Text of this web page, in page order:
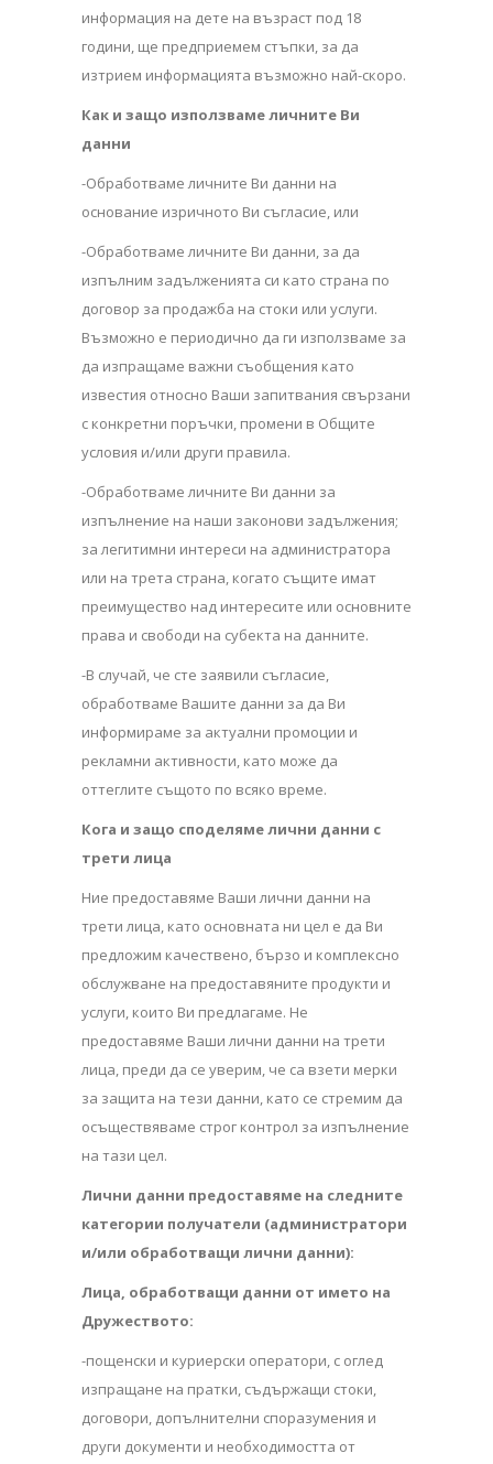
информация на дете на възраст под 18
години, ще предприемем стъпки, за да
изтрием информацията възможно най-скоро.
Как и защо използваме личните Ви
данни
-Обработваме личните Ви данни на
основание изричното Ви съгласие, или
-Обработваме личните Ви данни, за да
изпълним задълженията си като страна по
договор за продажба на стоки или услуги.
Възможно е периодично да ги използваме за
да изпращаме важни съобщения като
известия относно Ваши запитвания свързани
с конкретни поръчки, промени в Общите
условия и/или други правила.
-Обработваме личните Ви данни за
изпълнение на наши законови задължения;
за легитимни интереси на администратора
или на трета страна, когато същите имат
преимущество над интересите или основните
права и свободи на субекта на данните.
-В случай, че сте заявили съгласие,
обработваме Вашите данни за да Ви
информираме за актуални промоции и
рекламни активности, като може да
оттеглите същото по всяко време.
Кога и защо споделяме лични данни с
трети лица
Ние предоставяме Ваши лични данни на
трети лица, като основната ни цел е да Ви
предложим качествено, бързо и комплексно
обслужване на предоставяните продукти и
услуги, които Ви предлагаме. Не
предоставяме Ваши лични данни на трети
лица, преди да се уверим, че са взети мерки
за защита на тези данни, като се стремим да
осъществяваме строг контрол за изпълнение
на тази цел.
Лични данни предоставяме на следните
категории получатели (администратори
и/или обработващи лични данни):
Лица, обработващи данни от името на
Дружеството:
-пощенски и куриерски оператори, с оглед
изпращане на пратки, съдържащи стоки,
договори, допълнителни споразумения и
други документи и необходимостта от